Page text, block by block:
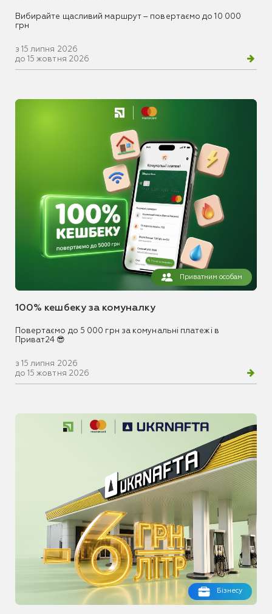
Вибирайте щасливий маршрут – повертаємо до 10 000
грн
з 15 липня 2026
до 15 жовтня 2026
Приватним особам
100% кешбеку за комуналку
Повертаємо до 5 000 грн за комунальні платежі в
Приват24 😎
з 15 липня 2026
до 15 жовтня 2026
Бізнесу